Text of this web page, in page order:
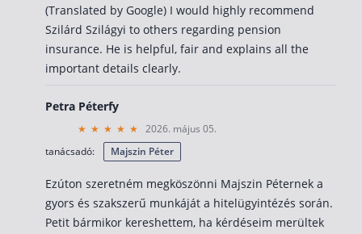
(Translated by Google) I would highly recommend
Szilárd Szilágyi to others regarding pension
insurance. He is helpful, fair and explains all the
important details clearly.
Petra Péterfy
2026. május 05.
tanácsadó:
Majszin Péter
Ezúton szeretném megköszönni Majszin Péternek a
gyors és szakszerű munkáját a hitelügyintézés során.
Petit bármikor kereshettem, ha kérdéseim merültek